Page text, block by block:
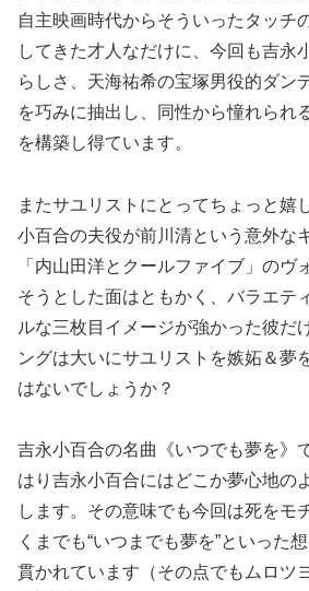
自主映画時代からそういったタッチ
してきた才人なだけに、今回も吉永
らしさ、天海祐希の宝塚男役的ダン
を巧みに抽出し、同性から憧れられ
を構築し得ています。
またサユリストにとってちょっと嬉
小百合の夫役が前川清という意外な
「内山田洋とクールファイブ」のヴ
そうとした面はともかく、バラエテ
ルな三枚目イメージが強かった彼だ
ングは大いにサユリストを嫉妬＆夢
はないでしょうか？
吉永小百合の名曲《いつでも夢を》
はり吉永小百合にはどこか夢心地の
します。その意味でも今回は死をモ
くまでも“いつまでも夢を”といった
貫かれています（その点でもムロツ